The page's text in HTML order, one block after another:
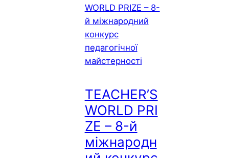
TEACHER’S
WORLD PRI
ZE – 8-й
міжнародн